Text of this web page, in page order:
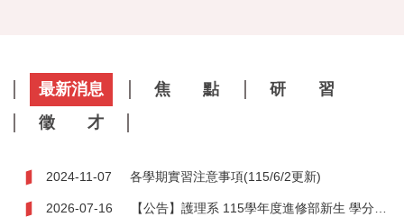
最新消息 焦 點
研 習
徵 才
2024-11-07 各學期實習注意事項(115/6/2更新)
2026-07-16 【公告】護理系 115學年度進修部新生 學分抵免需知